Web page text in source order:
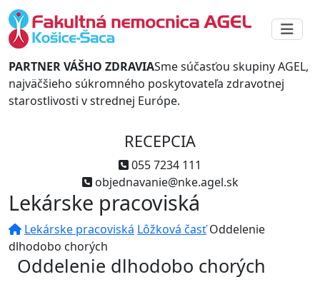
PARTNER VÁŠHO ZDRAVIASme súčasťou skupiny AGEL,
najväčšieho súkromného poskytovateľa zdravotnej
starostlivosti v strednej Európe.
RECEPCIA
055 7234 111
objednavanie@nke.agel.sk
Lekárske pracoviská
Lekárske pracoviská Lôžková časť Oddelenie
dlhodobo chorých
Oddelenie dlhodobo chorých